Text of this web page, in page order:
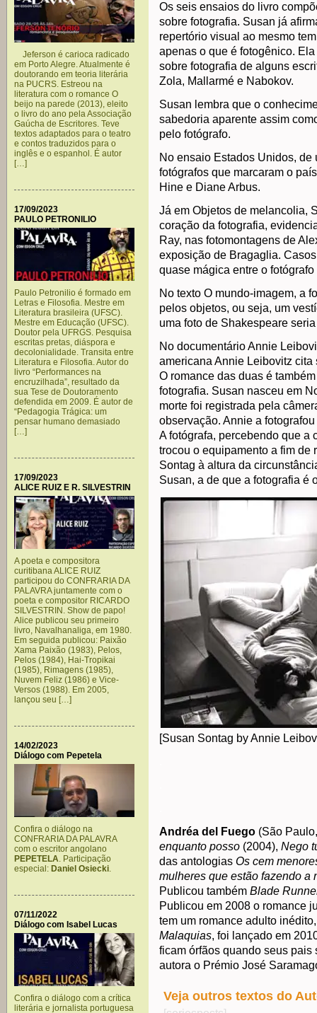
Jeferson é carioca radicado
em Porto Alegre. Atualmente é
doutorando em teoria literária
na PUCRS. Estreou na
literatura com o romance O
beijo na parede (2013), eleito
o livro do ano pela Associação
Gaúcha de Escritores. Teve
textos adaptados para o teatro
e contos traduzidos para o
inglês e o espanhol. É autor
[…]
17/09/2023
PAULO PETRONILIO
Paulo Petronilio é formado em
Letras e Filosofia. Mestre em
Literatura brasileira (UFSC).
Mestre em Educação (UFSC).
Doutor pela UFRGS. Pesquisa
escritas pretas, diáspora e
decolonialidade. Transita entre
Literatura e Filosofia. Autor do
livro “Performances na
encruzilhada”, resultado da
sua Tese de Doutoramento
defendida em 2009. É autor de
“Pedagogia Trágica: um
pensar humano demasiado
[…]
17/09/2023
ALICE RUIZ E R. SILVESTRIN
A poeta e compositora
curitibana ALICE RUIZ
participou do CONFRARIA DA
PALAVRA juntamente com o
poeta e compositor RICARDO
SILVESTRIN. Show de papo!
Alice publicou seu primeiro
livro, Navalhanaliga, em 1980.
Em seguida publicou: Paixão
Xama Paixão (1983), Pelos,
Pelos (1984), Hai-Tropikai
(1985), Rimagens (1985),
Nuvem Feliz (1986) e Vice-
Versos (1988). Em 2005,
lançou seu […]
14/02/2023
Diálogo com Pepetela
Confira o diálogo na
CONFRARIA DA PALAVRA
com o escritor angolano
PEPETELA. Participação
especial: Daniel Osiecki.
07/11/2022
Diálogo com Isabel Lucas
Confira o diálogo com a crítica
literária e jornalista portuguesa
Os seis ensaios do livro
sobre fotografia. Susan já
repertório visual ao mesmo
apenas o que é fotogênico.
sobre fotografia de alguns
Zola, Mallarmé e Nabokov.
Susan lembra que o
sabedoria aparente assim
pelo fotógrafo.
No ensaio Estados Unidos,
fotógrafos que marcaram o
Hine e Diane Arbus.
Já em Objetos de melancolia,
coração da fotografia,
Ray, nas fotomontagens de
exposição de Bragaglia.
quase mágica entre o
No texto O mundo-imagem, a
pelos objetos, ou seja, um
uma foto de Shakespeare
No documentário Annie
americana Annie Leibovitz
O romance das duas é
fotografia. Susan nasceu em
morte foi registrada pela
observação. Annie a
A fotógrafa, percebendo que a
trocou o equipamento a fim de
Sontag à altura da
Susan, a de que a fotografia é
[Susan Sontag by Annie
Andréa del Fuego (São
enquanto posso (2004), Nego
das antologias Os cem
mulheres que estão fazendo a
Publicou também Blade
Publicou em 2008 o romance
tem um romance adulto
Malaquias, foi lançado em
ficam órfãos quando seus pais
autora o Prémio José
Veja outros textos do